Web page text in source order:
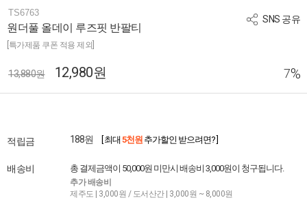
SNS 공유
TS6763
원더풀 올데이 루즈핏 반팔티
[특가제품 쿠폰 적용 제외]
13,880원 12,980원 7%
적립금 188원 [ 최대 5천원 추가할인 받으려면? ]
배송비 총 결제금액이 50,000원 미만시 배송비 3,000원이 청구됩니다.
추가 배송비
제주도 | 3,000원 / 도서산간 | 3,000원 ~ 8,000원